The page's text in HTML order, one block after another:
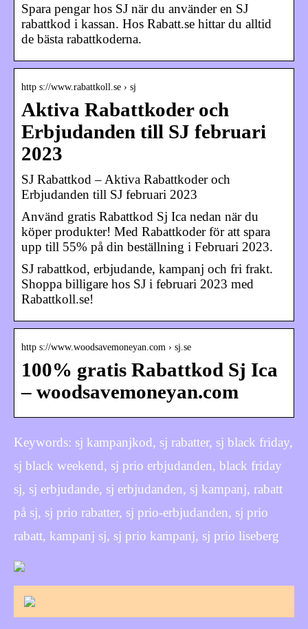
Spara pengar hos SJ när du använder en SJ
rabattkod i kassan. Hos Rabatt.se hittar du alltid
de bästa rabattkoderna.
http s://www.rabattkoll.se › sj
Aktiva Rabattkoder och
Erbjudanden till SJ februari
2023
SJ Rabattkod – Aktiva Rabattkoder och
Erbjudanden till SJ februari 2023
Använd gratis Rabattkod Sj Ica nedan när du
köper produkter! Med Rabattkoder för att spara
upp till 55% på din beställning i Februari 2023.
SJ rabattkod, erbjudande, kampanj och fri frakt.
Shoppa billigare hos SJ i februari 2023 med
Rabattkoll.se!
http s://www.woodsavemoneyan.com › sj.se
100% gratis Rabattkod Sj Ica
– woodsavemoneyan.com
Keywords: sj kampanjkod, sj rabatter, sj black friday,
sj black weekend, sj prio erbjudanden, black friday
sj, sj erbjudande, sj erbjudanden, sj kampanj, rabatt
på sj, sj prio rabatter, sj prio-erbjudanden, sj prio
rabatt, kampanj sj, sj prio kampanj, sj prio liseberg